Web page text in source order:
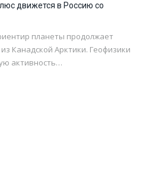
движется в Россию со
планеты продолжает
Канадской Арктики. Геофизики
активность…